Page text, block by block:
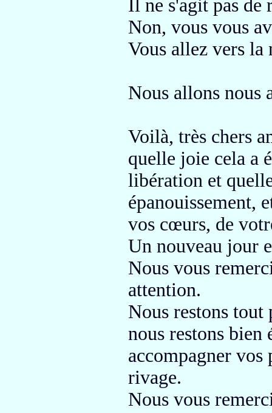
Il ne s'agit pas de
Non, vous vous
Vous allez vers la
Nous allons nous
Voilà, très chers
quelle joie cela a
libération et
épanouissement,
vos cœurs, de
Un nouveau jour
Nous vous
attention.
Nous restons tout
nous restons
accompagner vos
rivage.
Nous vous